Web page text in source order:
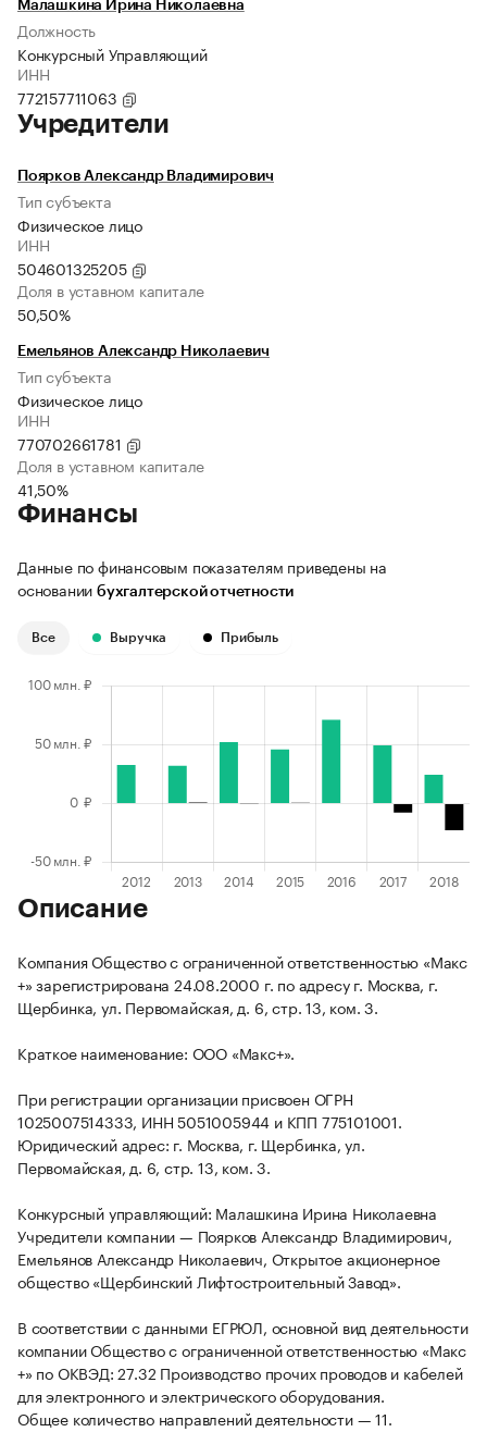
Малашкина Ирина Николаевна
Должность
Конкурсный Управляющий
ИНН
772157711063
Учредители
Поярков Александр Владимирович
Тип субъекта
Физическое лицо
ИНН
504601325205
Доля в уставном капитале
50,50%
Емельянов Александр Николаевич
Тип субъекта
Физическое лицо
ИНН
770702661781
Доля в уставном капитале
41,50%
Финансы
Данные по финансовым показателям приведены на
основании бухгалтерской отчетности
Все Выручка Прибыль
Описание
Компания Общество с ограниченной ответственностью «Макс
+» зарегистрирована 24.08.2000 г. по адресу г. Москва, г.
Щербинка, ул. Первомайская, д. 6, стр. 13, ком. 3.
Краткое наименование: ООО «Макс+».
При регистрации организации присвоен ОГРН
1025007514333, ИНН 5051005944 и КПП 775101001.
Юридический адрес: г. Москва, г. Щербинка, ул.
Первомайская, д. 6, стр. 13, ком. 3.
Конкурсный управляющий: Малашкина Ирина Николаевна
Учредители компании — Поярков Александр Владимирович,
Емельянов Александр Николаевич, Открытое акционерное
общество «Щербинский Лифтостроительный Завод».
В соответствии с данными ЕГРЮЛ, основной вид деятельности
компании Общество с ограниченной ответственностью «Макс
+» по ОКВЭД: 27.32 Производство прочих проводов и кабелей
для электронного и электрического оборудования.
Общее количество направлений деятельности — 11.